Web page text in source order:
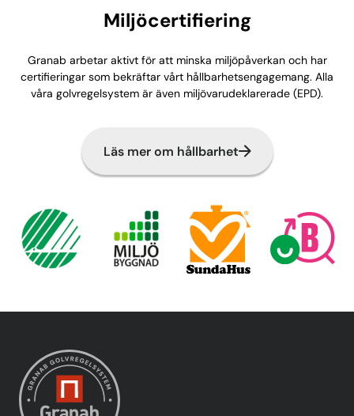
Miljöcertifiering
Granab arbetar aktivt för att minska miljöpåverkan och har
certifieringar som bekräftar vårt hållbarhetsengagemang. Alla
våra golvregelsystem är även miljövarudeklarerade (EPD).
Läs mer om hållbarhet